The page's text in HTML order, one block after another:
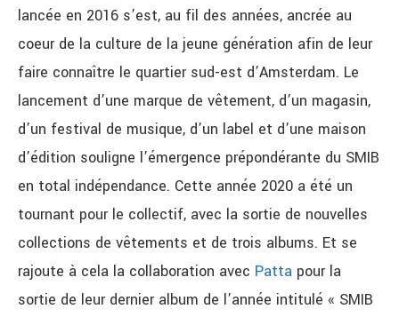
lancée en 2016 s’est, au fil des années, ancrée au
coeur de la culture de la jeune génération afin de leur
faire connaître le quartier sud-est d’Amsterdam. Le
lancement d’une marque de vêtement, d’un magasin,
d’un festival de musique, d’un label et d’une maison
d’édition souligne l’émergence prépondérante du SMIB
en total indépendance. Cette année 2020 a été un
tournant pour le collectif, avec la sortie de nouvelles
collections de vêtements et de trois albums. Et se
rajoute à cela la collaboration avec Patta pour la
sortie de leur dernier album de l’année intitulé « SMIB